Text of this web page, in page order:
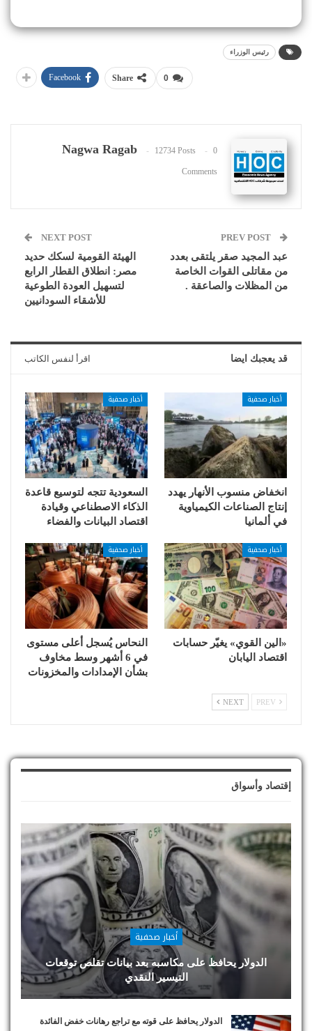
رئيس الوزراء
0
Share
Facebook
Nagwa Ragab 12734 Posts 0
Comments
عبد المجيد صقر يلتقى بعدد
من مقاتلى القوات الخاصة
من المظلات والصاعقة .
NEXT POST
الهيئة القومية لسكك حديد
مصر: انطلاق القطار الرابع
لتسهيل العودة الطوعية
للأشقاء السودانيين
قد يعجبك ايضا اقرأ لنفس الكاتب
أخبار صحفية
انخفاض منسوب الأنهار يهدد
إنتاج الصناعات الكيمياوية
في ألمانيا
أخبار صحفية
السعودية تتجه لتوسيع قاعدة
الذكاء الاصطناعي وقيادة
اقتصاد البيانات والفضاء
أخبار صحفية
«الين القوي» يغيّر حسابات
اقتصاد اليابان
أخبار صحفية
النحاس يُسجل أعلى مستوى
في 6 أشهر وسط مخاوف
بشأن الإمدادات والمخزونات
NEXT
إقتصاد وأسواق
أخبار صحفية
الدولار يحافظ على مكاسبه بعد بيانات تقلص توقعات
التيسير النقدي
الدولار يحافظ على قوته مع تراجع رهانات خفض الفائدة